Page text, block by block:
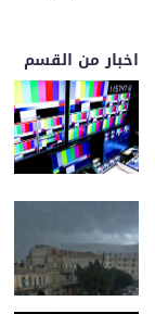
اخبار من القسم